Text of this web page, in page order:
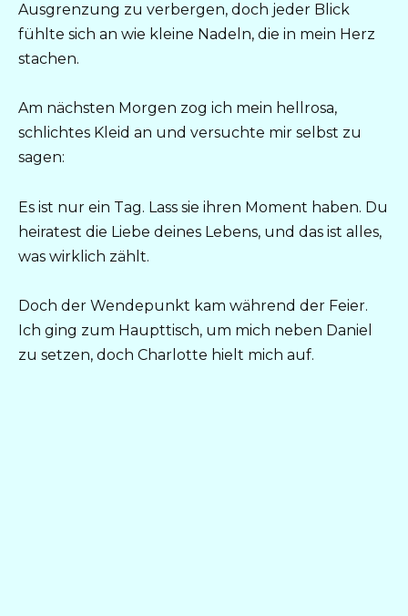
Ausgrenzung zu verbergen, doch jeder Blick
fühlte sich an wie kleine Nadeln, die in mein Herz
stachen.
Am nächsten Morgen zog ich mein hellrosa,
schlichtes Kleid an und versuchte mir selbst zu
sagen:
Es ist nur ein Tag. Lass sie ihren Moment haben. Du
heiratest die Liebe deines Lebens, und das ist alles,
was wirklich zählt.
Doch der Wendepunkt kam während der Feier.
Ich ging zum Haupttisch, um mich neben Daniel
zu setzen, doch Charlotte hielt mich auf.